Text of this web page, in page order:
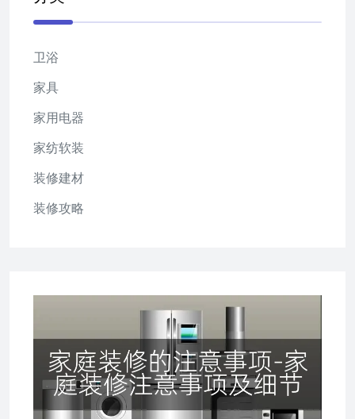
卫浴
家具
家用电器
家纺软装
装修建材
装修攻略